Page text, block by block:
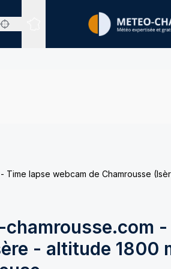
Sites expertisés
Time lapse webcam de Chamrousse
- altitude 1800